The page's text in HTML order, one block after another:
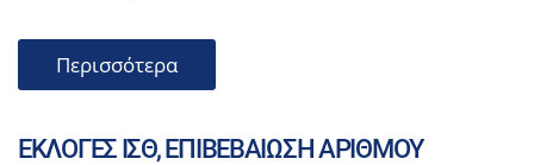
Περισσότερα
ΕΚΛΟΓΕΣ ΙΣΘ, ΕΠΙΒΕΒΑΙΩΣΗ ΑΡΙΘΜΟΥ